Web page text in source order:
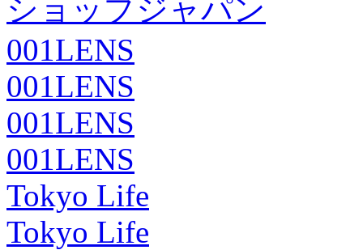
ショップジャパン
001LENS
001LENS
001LENS
001LENS
Tokyo Life
Tokyo Life